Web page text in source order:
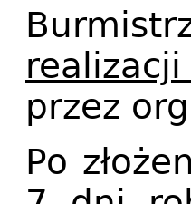
przez
Po